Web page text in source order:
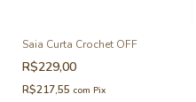
Saia Curta Crochet OFF
R$229,00
R$217,55 com Pix